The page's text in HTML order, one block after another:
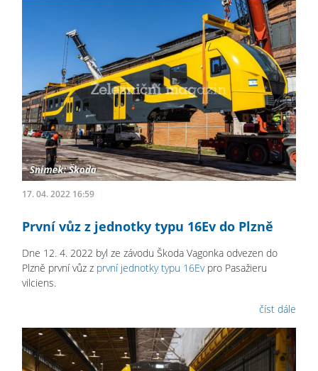
17. 04. 2022 16:59
První vůz z jednotky typu 16Ev do Plzně
Dne 12. 4. 2022 byl ze závodu Škoda Vagonka odvezen do
Plzně první vůz z první jednotky typu 16Evpro Pasažieru
vilciens.
číst dále